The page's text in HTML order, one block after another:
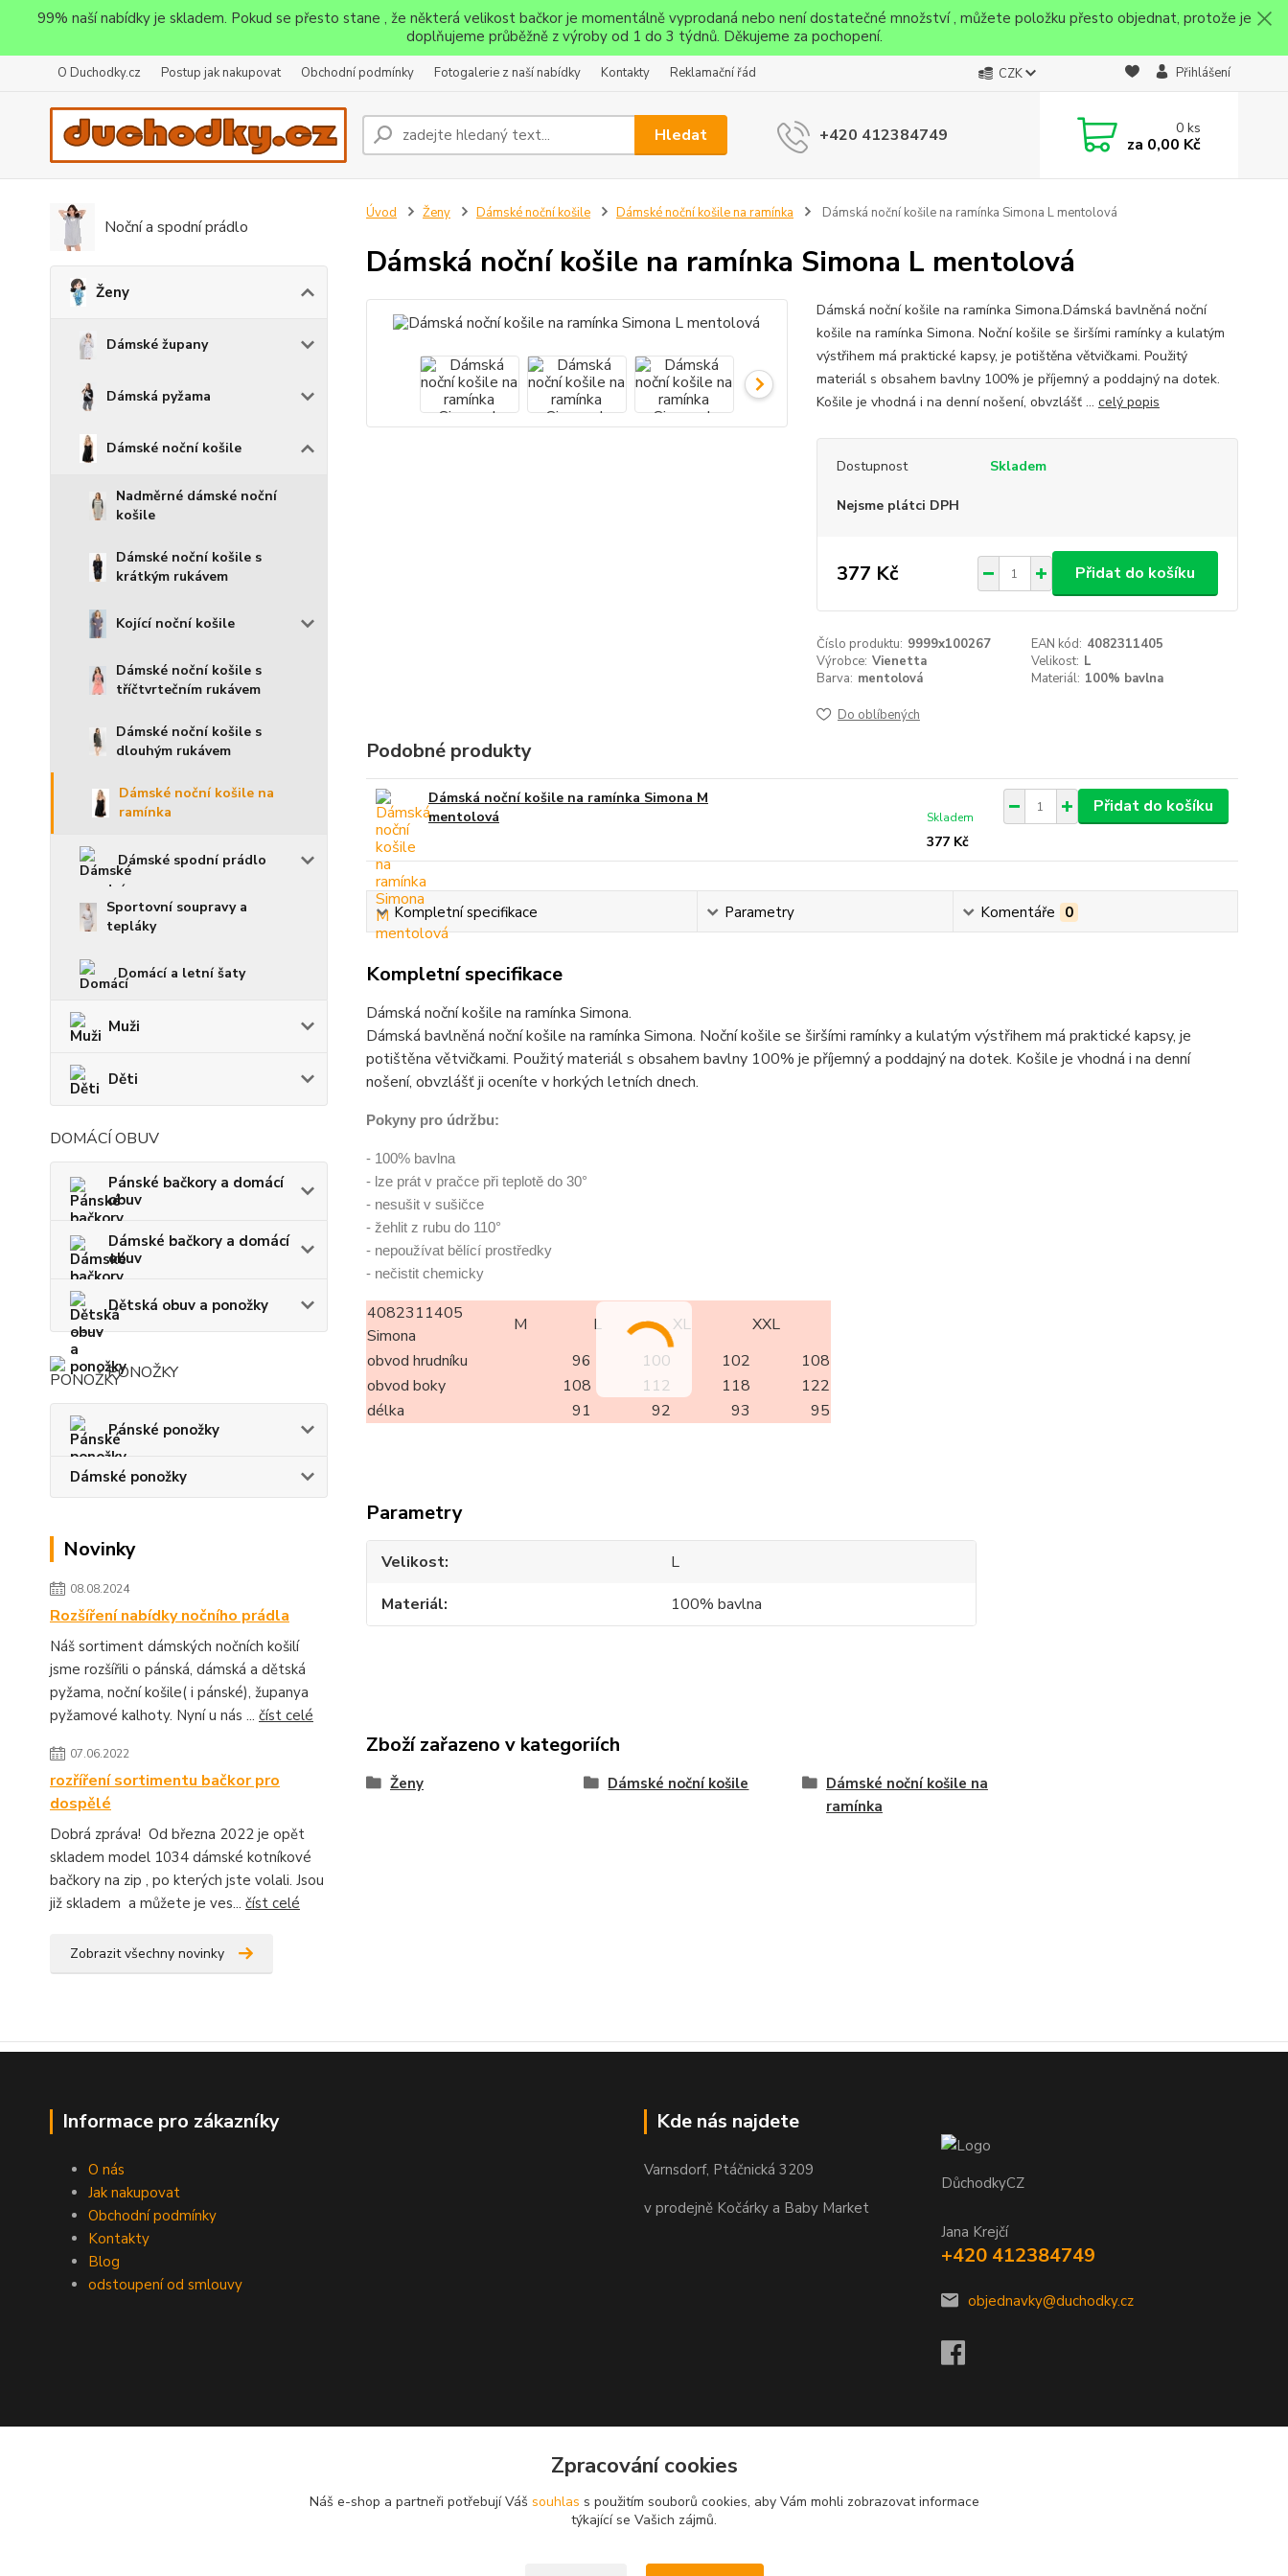
99% naší nabídky je skladem. Pokud se přesto stane , že některá velikost bačkor je momentálně vyprodaná nebo není dostatečné množství , můžete položku přesto objednat, protože je
doplňujeme průběžně z výroby od 1 do 3 týdnů. Děkujeme za pochopení.
O Duchodky.cz Postup jak nakupovat Obchodní podmínky Fotogalerie z naší nabídky Kontakty Reklamační řád CZK Přihlášení
Hledat +420 412384749 0ks
za 0,00 Kč
Noční a spodní prádlo
Ženy
Dámské župany
Dámská pyžama
Dámské noční košile
Nadměrné dámské noční
košile
Dámské noční košile s
krátkým rukávem
Kojící noční košile
Dámské noční košile s
tříčtvrtečním rukávem
Dámské noční košile s
dlouhým rukávem
Dámské noční košile na
ramínka
Dámské spodní prádlo
Sportovní soupravy a
tepláky
Domácí a letní šaty
Muži
Děti
DOMÁCÍ OBUV
Pánské bačkory a domácí
obuv
Dámské bačkory a domácí
obuv
Dětská obuv a ponožky
PONOŽKY
Pánské ponožky
Dámské ponožky
Novinky
08.08.2024
Rozšíření nabídky nočního prádla
Náš sortiment dámských nočních košilí
jsme rozšířili o pánská, dámská a dětská
pyžama, noční košile( i pánské), županya
pyžamové kalhoty. Nyní u nás ... číst celé
07.06.2022
rozříření sortimentu bačkor pro
dospělé
Dobrá zpráva! Od března 2022 je opět
skladem model 1034 dámské kotníkové
bačkory na zip , po kterých jste volali. Jsou
již skladem a můžete je ves... číst celé
Zobrazit všechny novinky
Úvod Ženy Dámské noční košile Dámské noční košile na ramínka Dámská noční košile na ramínka Simona L mentolová
Dámská noční košile na ramínka Simona L mentolová
Dámská noční košile na ramínka Simona.Dámská bavlněná noční
košile na ramínka Simona. Noční košile se širšími ramínky a kulatým
výstřihem má praktické kapsy, je potištěna větvičkami. Použitý
materiál s obsahem bavlny 100% je příjemný a poddajný na dotek.
Košile je vhodná i na denní nošení, obvzlášť ... celý popis
Dostupnost Skladem
Nejsme plátci DPH
377 Kč Přidat do košíku
Číslo produktu: 9999x100267 EAN kód: 4082311405
Výrobce: Vienetta Velikost: L
Barva: mentolová Materiál: 100% bavlna
Do oblíbených
Podobné produkty
Dámská noční košile na ramínka Simona M
mentolová
377 Kč
Skladem
Přidat do košíku
Kompletní specifikace Parametry Komentáře 0
Kompletní specifikace
Dámská noční košile na ramínka Simona.
Dámská bavlněná noční košile na ramínka Simona. Noční košile se širšími ramínky a kulatým výstřihem má praktické kapsy, je
potištěna větvičkami. Použitý materiál s obsahem bavlny 100% je příjemný a poddajný na dotek. Košile je vhodná i na denní
nošení, obvzlášť ji oceníte v horkých letních dnech.
Pokyny pro údržbu:
- 100% bavlna
- lze prát v pračce při teplotě do 30°
- nesušit v sušičce
- žehlit z rubu do 110°
- nepoužívat bělící prostředky
- nečistit chemicky
4082311405
Simona
M L XL
XXL
obvod hrudníku
96 100 102
108
obvod boky
108 112 118
122
délka
91 92 93 95
Parametry
Velikost
L
Materiál
100% bavlna
Zboží zařazeno v kategoriích
Ženy Dámské noční košile
Dámské noční košile na
ramínka
Informace pro zákazníky
O nás
Jak nakupovat
Obchodní podmínky
Kontakty
Blog
odstoupení od smlouvy
Kde nás najdete
Varnsdorf, Ptáčnická 3209
v prodejně Kočárky a Baby Market
DůchodkyCZ
Jana Krejčí
+420 412384749
objednavky@duchodky.cz
Zpracování cookies
Náš e-shop a partneři potřebují Váš souhlas s použitím souborů cookies, aby Vám mohli zobrazovat informace
týkající se Vašich zájmů.